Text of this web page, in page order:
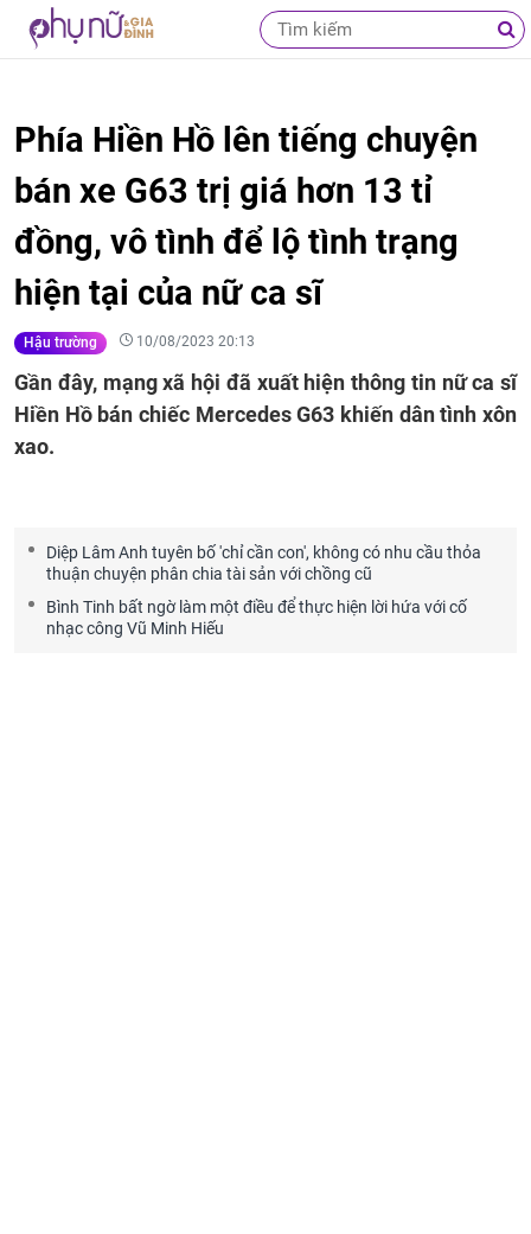
Phía Hiền Hồ lên tiếng chuyện
bán xe G63 trị giá hơn 13 tỉ
đồng, vô tình để lộ tình trạng
hiện tại của nữ ca sĩ
Hậu trường 10/08/2023 20:13
Gần đây, mạng xã hội đã xuất hiện thông tin nữ ca sĩ
Hiền Hồ bán chiếc Mercedes G63 khiến dân tình xôn
xao.
Diệp Lâm Anh tuyên bố 'chỉ cần con', không có nhu cầu thỏa
thuận chuyện phân chia tài sản với chồng cũ
Bình Tinh bất ngờ làm một điều để thực hiện lời hứa với cố
nhạc công Vũ Minh Hiếu